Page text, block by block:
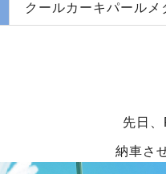
クールカーキパール
先日
納車さ